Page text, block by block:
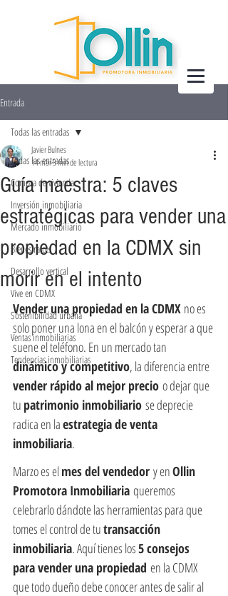
Entrada
Todas las entradas
Compra de vivienda
Inversión inmobiliaria
Mercado inmobiliario
Bienes raíces
Desarrollo vertical
Vive en CDMX
Sostenibilidad urbana
Ventas inmobiliarias
Tendencias inmobiliarias
Todas las entradas
Guía maestra: 5 claves
estratégicas para vender una
propiedad en la CDMX sin
morir en el intento
Javier Bulnes
14 mar3 min de lectura
Vender una propiedad en la CDMX no es
solo poner una lona en el balcón y esperar a que
suene el teléfono. En un mercado tan
dinámico y competitivo, la diferencia entre
vender rápido al mejor precio o dejar que
tu patrimonio inmobiliario se deprecie
radica en la estrategia de venta
inmobiliaria.
Marzo es el mes del vendedor y en Ollin
Promotora Inmobiliaria queremos
celebrarlo dándote las herramientas para que
tomes el control de tu transacción
inmobiliaria. Aquí tienes los 5 consejos
para vender una propiedad en la CDMX
que todo dueño debe conocer antes de salir al